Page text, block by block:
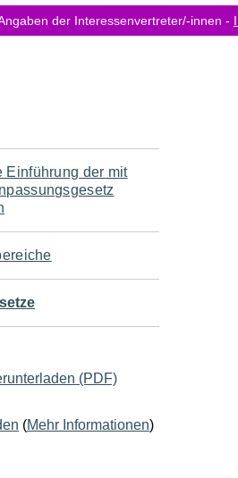
der Interessenvertreter/-innen -
Einführung der mit
(PDF)
(Mehr Informationen)